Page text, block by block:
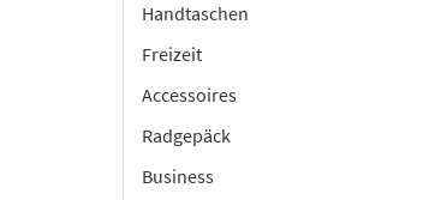
Handtaschen
Freizeit
Accessoires
Radgepäck
Business